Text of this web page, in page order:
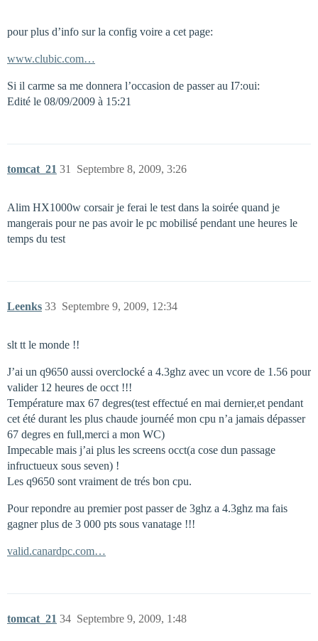
pour plus d’info sur la config voire a cet page:
www.clubic.com…
Si il carme sa me donnera l’occasion de passer au I7:oui:
Edité le 08/09/2009 à 15:21
tomcat_21 Septembre 8, 2009, 3:26
31
Alim HX1000w corsair je ferai le test dans la soirée quand je
mangerais pour ne pas avoir le pc mobilisé pendant une heures le
temps du test
Leenks Septembre 9, 2009, 12:34
33
slt tt le monde !!
J’ai un q9650 aussi overclocké a 4.3ghz avec un vcore de 1.56 pour
valider 12 heures de occt !!!
Température max 67 degres(test effectué en mai dernier,et pendant
cet été durant les plus chaude journéé mon cpu n’a jamais dépasser
67 degres en full,merci a mon WC)
Impecable mais j’ai plus les screens occt(a cose dun passage
infructueux sous seven) !
Les q9650 sont vraiment de trés bon cpu.
Pour repondre au premier post passer de 3ghz a 4.3ghz ma fais
gagner plus de 3 000 pts sous vanatage !!!
valid.canardpc.com…
tomcat_21 Septembre 9, 2009, 1:48
34